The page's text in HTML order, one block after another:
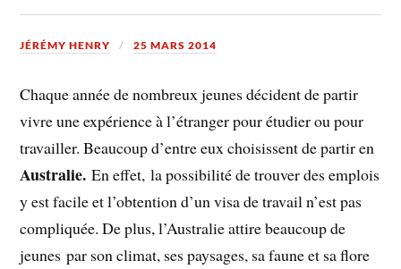
JÉRÉMY HENRY 25 MARS 2014
Chaque année de nombreux jeunes décident de partir
vivre une expérience à l’étranger pour étudier ou pour
travailler. Beaucoup d’entre eux choisissent de partir en
Australie. En effet, la possibilité de trouver des emplois
y est facile et l’obtention d’un visa de travail n’est pas
compliquée. De plus, l’Australie attire beaucoup de
jeunes par son climat, ses paysages, sa faune et sa flore